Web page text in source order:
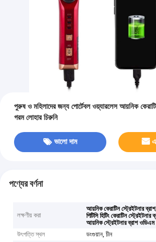
পুরুষ ও মহিলাদের জন্য পোর্টেবল ওয়্যারলেস আয়নিক
গরম লোহার চিরুনি
ভালো দাম
পণ্যের বর্ণনা
লক্ষণীয় করা
আয়নিক কেরাটিন স্ট্রেইটনার ব্রাশ,
পিটিসি হিটিং কেরাটিন স্ট্রেইটনার
আয়নিক স্ট্রেইটনার ব্রাশ ওডিএম
উৎপত্তি স্থল
ডংগুয়ান, চীন